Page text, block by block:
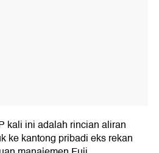
kali ini adalah rincian aliran
ke kantong pribadi eks rekan